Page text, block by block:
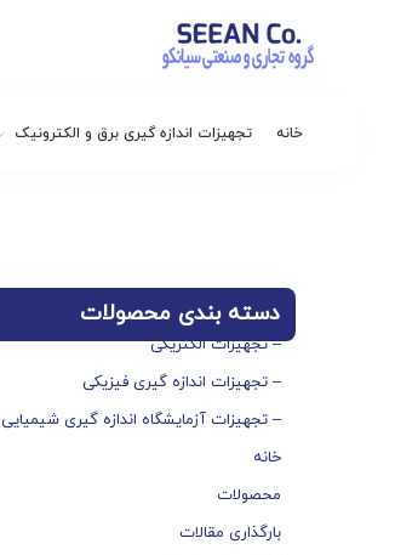
خانه تجهیزات اندازه گیری برق و الکترونیک
دسته بندی محصولات
– تجهیزات الکتریکی
– تجهیزات اندازه گیری فیزیکی
– تجهیزات آزمایشگاه اندازه گیری شیمیایی
خانه
محصولات
بارگذاری مقالات